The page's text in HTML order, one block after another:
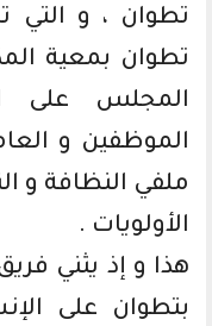
تطوان ، و التي
تطوان بمعية
المجلس على
الموظفين و
ملفي النظافة و
الأولويات .
هذا و إذ يثني
بتطوان على